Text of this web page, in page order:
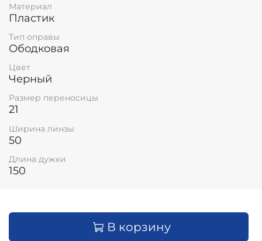
Материал
Пластик
Тип оправы
Ободковая
Цвет
Черный
Размер переносицы
21
Ширина линзы
50
Длина дужки
150
В корзину